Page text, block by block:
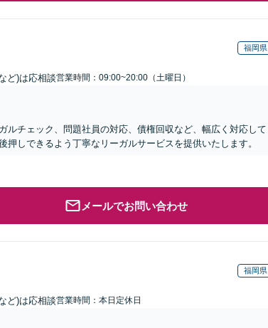
福岡県
ど)は応相談営業時間：09:00~20:00（土曜日）
ルチェック、問題社員の対応、債権回収など、幅広く対応して
しできるよう丁寧なリーガルサービスを提供いたします。
メールでお問い合わせ
福岡県
ど)は応相談営業時間：本日定休日